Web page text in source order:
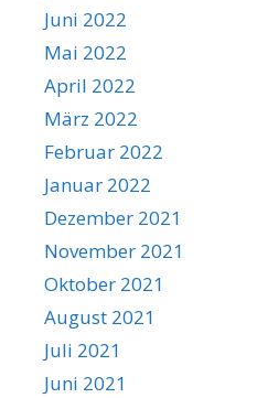
Juni 2022
Mai 2022
April 2022
März 2022
Februar 2022
Januar 2022
Dezember 2021
November 2021
Oktober 2021
August 2021
Juli 2021
Juni 2021